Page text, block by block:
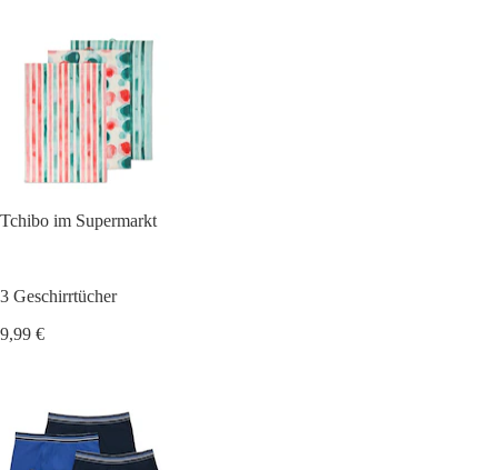
Tchibo im Supermarkt
3 Geschirrtücher
9,99 €